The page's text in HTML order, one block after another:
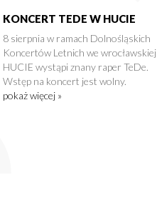
KONCERT TEDE W HUCIE
8 sierpnia w ramach Dolnośląskich
Koncertów Letnich we wrocławskiej
HUCIE wystąpi znany raper TeDe.
Wstęp na koncert jest wolny.
pokaż więcej »